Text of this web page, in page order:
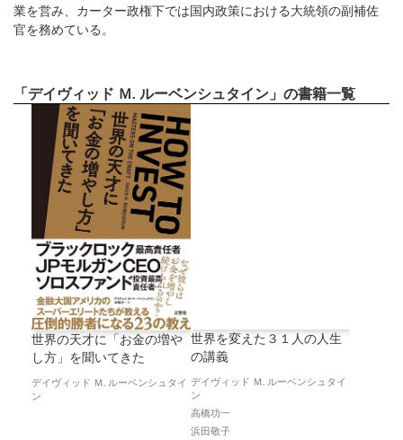
業を営み、カーター政権下では国内政策における大統領の副補佐
官を務めている。
「デイヴィッド Ｍ. ルーベンシュタイン」の書籍一覧
世界の天才に「お金の増や
し方」を聞いてきた
デイヴィッド Ｍ. ルーベンシュタイ
ン
世界を変えた３１人の人生
の講義
デイヴィッド Ｍ. ルーベンシュタイ
ン
高橋功一
浜田敬子